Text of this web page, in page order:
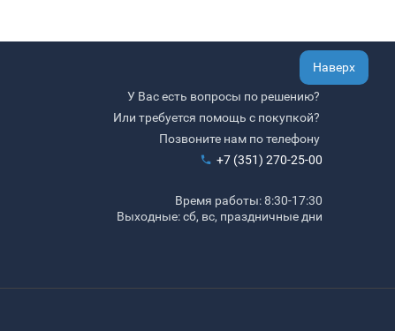
У Вас есть вопросы по решению?
Или требуется помощь с покупкой?
Позвоните нам по телефону
+7 (351) 270-25-00
Время работы: 8:30-17:30
Выходные: сб, вс, праздничные дни
Наверх